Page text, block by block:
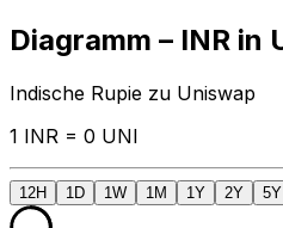
Diagramm – INR in
Indische Rupie zu Uniswap
1 INR = 0 UNI
12H 1D 1W 1M 1Y 2Y 5Y